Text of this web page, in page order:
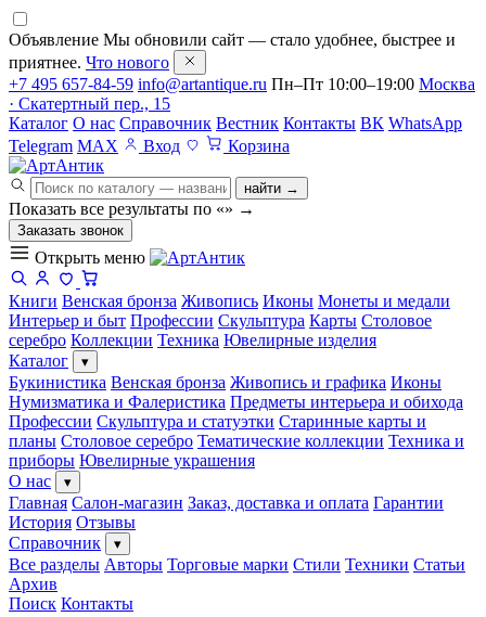
Объявление Мы обновили сайт — стало удобнее, быстрее и
приятнее. Что нового
+7 495 657-84-59 info@artantique.ru Пн–Пт 10:00–19:00 Москва
· Скатертный пер., 15
Каталог О нас Справочник Вестник Контакты ВК WhatsApp
Telegram MAX Вход Корзина
найти →
Показать все результаты по «» →
Заказать звонок
Открыть меню
Книги Венская бронза Живопись Иконы Монеты и медали
Интерьер и быт Профессии Скульптура Карты Столовое
серебро Коллекции Техника Ювелирные изделия
Каталог
▾
Букинистика Венская бронза Живопись и графика Иконы
Нумизматика и Фалеристика Предметы интерьера и обихода
Профессии Скульптура и статуэтки Старинные карты и
планы Столовое серебро Тематические коллекции Техника и
приборы Ювелирные украшения
О нас
▾
Главная Салон-магазин Заказ, доставка и оплата Гарантии
История Отзывы
Справочник
▾
Все разделы Авторы Торговые марки Стили Техники Статьи
Архив
Поиск Контакты